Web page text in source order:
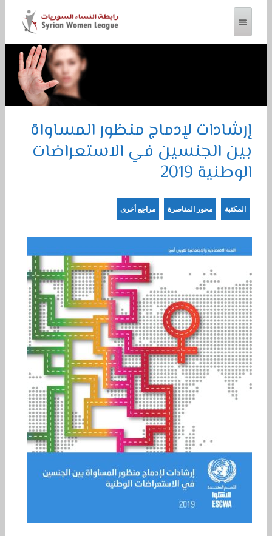
إرشادات لإدماج منظور المساواة
بين الجنسين في الاستعراضات
الوطنية 2019
المكتبة محور المناصرة مراجع أخرى